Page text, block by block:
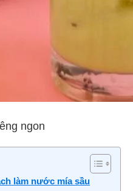
ngon
làm nước mía sầu